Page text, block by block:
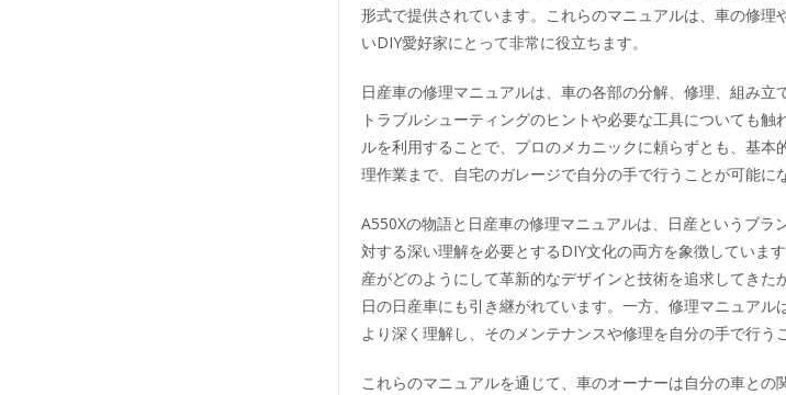
形式で提供されています。これらのマニュアルは、車の修理
いDIY愛好家にとって非常に役立ちます。
日産車の修理マニュアルは、車の各部の分解、修理、組み立
トラブルシューティングのヒントや必要な工具についても触
ルを利用することで、プロのメカニックに頼らずとも、基本
理作業まで、自宅のガレージで自分の手で行うことが可能に
A550Xの物語と日産車の修理マニュアルは、日産というブラ
対する深い理解を必要とするDIY文化の両方を象徴していま
産がどのようにして革新的なデザインと技術を追求してきた
日の日産車にも引き継がれています。一方、修理マニュアル
より深く理解し、そのメンテナンスや修理を自分の手で行う
これらのマニュアルを通じて、車のオーナーは自分の車との